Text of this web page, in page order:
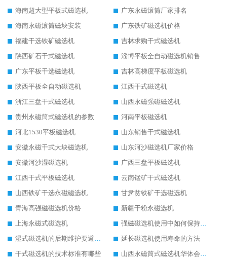
海南超大型平板式磁选机
广东永磁滚筒厂家排名
海南永磁滚筒磁块安装
广东铁矿磁选机价格
福建干选铁矿磁选机
吉林求购干式磁选机
陕西矿石干式磁选机
淄博平板全自动磁选机销售
广东平板干选磁选机
吉林高梯度平板磁选机
陕西平板全自动磁选机
江西干式磁选机
浙江三盘干式磁选机
山西永磁强磁磁选机
贵州永磁筒式磁选机的参数
河南平板磁选机
河北1530平板磁选机
山东销售干式磁选机
安徽永磁干式大块磁选机
山东河沙磁选机厂家价格
安徽河沙湿磁选机
广西三盘平板磁选机
江西干式平板磁选机
云南锰矿干式磁选机
山西铁矿干选永磁磁选机
甘肃贫铁矿干选磁选机
青海高强磁磁选机价格
新疆干粉永磁选机
上海永磁式磁选机
强磁磁选机使用中如何保持其顺畅运行
湿式磁选机的后期维护要避开哪些坑
延长磁选机使用寿命的方法
干式磁选机的技术标准有哪些
山西永磁筒式磁选机华体会手机网页版-华体会(中国)